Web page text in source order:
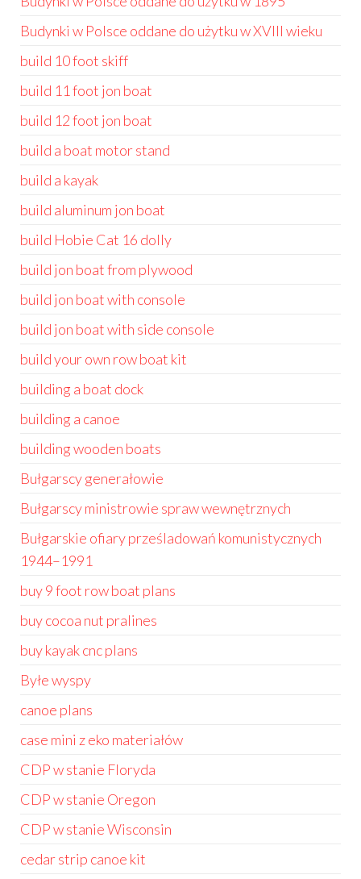
Budynki w Polsce oddane do użytku w XVIII wieku
build 10 foot skiff
build 11 foot jon boat
build 12 foot jon boat
build a boat motor stand
build a kayak
build aluminum jon boat
build Hobie Cat 16 dolly
build jon boat from plywood
build jon boat with console
build jon boat with side console
build your own row boat kit
building a boat dock
building a canoe
building wooden boats
Bułgarscy generałowie
Bułgarscy ministrowie spraw wewnętrznych
Bułgarskie ofiary prześladowań komunistycznych
1944–1991
buy 9 foot row boat plans
buy cocoa nut pralines
buy kayak cnc plans
Byłe wyspy
canoe plans
case mini z eko materiałów
CDP w stanie Floryda
CDP w stanie Oregon
CDP w stanie Wisconsin
cedar strip canoe kit